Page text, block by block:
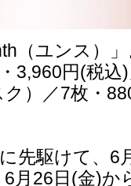
（ユンス）
3,960円(税
）／7枚・
先駆けて、6
月26日(金)か